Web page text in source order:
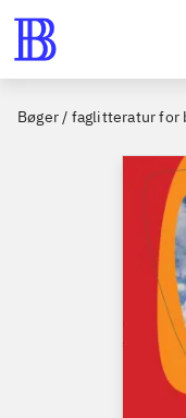
Bøger / faglitteratur for